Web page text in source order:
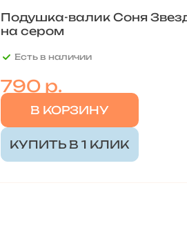
Подушка-валик Соня
на сером
Есть в наличии
790 р.
В КОРЗИНУ
КУПИТЬ В 1 КЛИК